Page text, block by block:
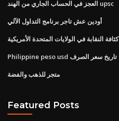
العجز في الحساب الجاري من الهند upsc
أودين عش تاجر برنامج التداول الآلي
كثافة النقابة في الولايات المتحدة الأمريكية
Philippine peso usd تاريخ سعر الصرف
متجر للذهب والفضة
Featured Posts